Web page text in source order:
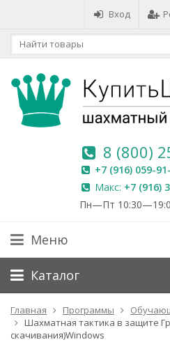
Вход
8 (800)
+7 (916) 059-
Макс: +7 (916)
Пн—Пт
Меню
Каталог
Главная Программы
Шахматная тактика в защите
скачивания)Windows